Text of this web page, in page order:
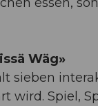
Wäg»
sieben
wird. Spiel,